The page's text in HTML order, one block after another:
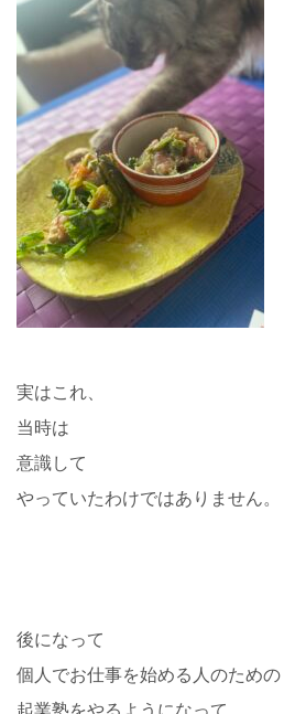
実はこれ、
当時は
意識して
やっていたわけではありません。
後になって
個人でお仕事を始める人のための
起業塾をやるようになって